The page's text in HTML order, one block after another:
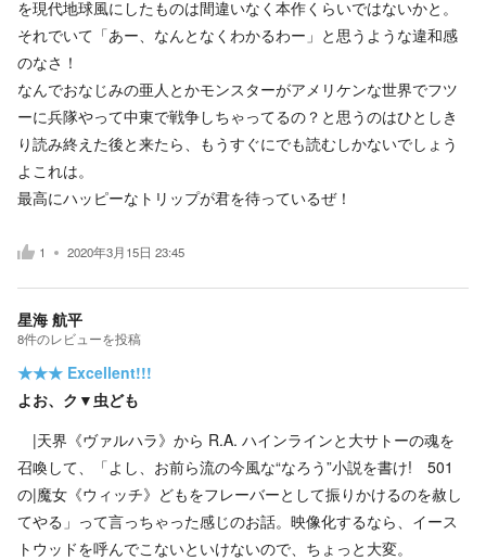
を現代地球風にしたものは間違いなく本作くらいではないかと。
それでいて「あー、なんとなくわかるわー」と思うような違和感
のなさ！
なんでおなじみの亜人とかモンスターがアメリケンな世界でフツ
ーに兵隊やって中東で戦争しちゃってるの？と思うのはひとしき
り読み終えた後と来たら、もうすぐにでも読むしかないでしょう
よこれは。
最高にハッピーなトリップが君を待っているぜ！
1 2020年3月15日 23:45
星海 航平
8件のレビューを投稿
★★★ Excellent!!!
よお、ク▼虫ども
|天界《ヴァルハラ》から R.A. ハインラインと大サトーの魂を
召喚して、「よし、お前ら流の今風な“なろう”小説を書け! 501
の|魔女《ウィッチ》どもをフレーバーとして振りかけるのを赦し
てやる」って言っちゃった感じのお話。映像化するなら、イース
トウッドを呼んでこないといけないので、ちょっと大変。